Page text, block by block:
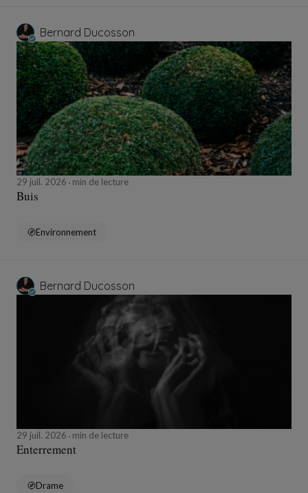
Bernard Ducosson
29 juil. 2026 min de lecture
Buis
Environnement
Bernard Ducosson
29 juil. 2026 min de lecture
Enterrement
Drame